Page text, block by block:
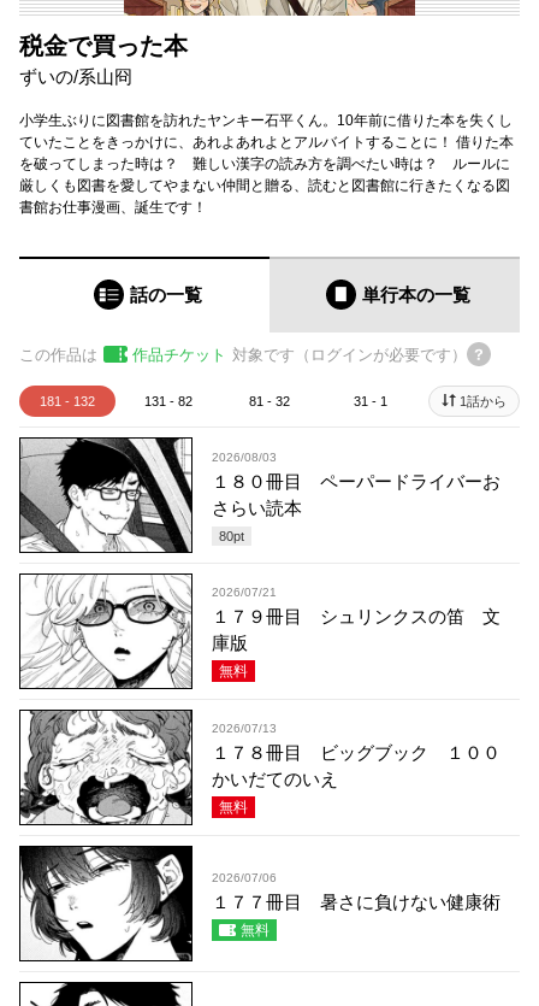
税金で買った本
ずいの/系山冏
小学生ぶりに図書館を訪れたヤンキー石平くん。10年前に借りた本を失くし
ていたことをきっかけに、あれよあれよとアルバイトすることに！ 借りた本
を破ってしまった時は？ 難しい漢字の読み方を調べたい時は？ ルールに
厳しくも図書を愛してやまない仲間と贈る、読むと図書館に行きたくなる図
書館お仕事漫画、誕生です！
話の一覧 単行本の一覧
この作品は 作品チケット 対象です（ログインが必要です）
181 - 132 131 - 82 81 - 32 31 - 1 1話から
2026/08/03
１８０冊目 ペーパードライバーお
さらい読本
80pt
2026/07/21
１７９冊目 シュリンクスの笛 文
庫版
無料
2026/07/13
１７８冊目 ビッグブック １００
かいだてのいえ
無料
2026/07/06
１７７冊目 暑さに負けない健康術
無料